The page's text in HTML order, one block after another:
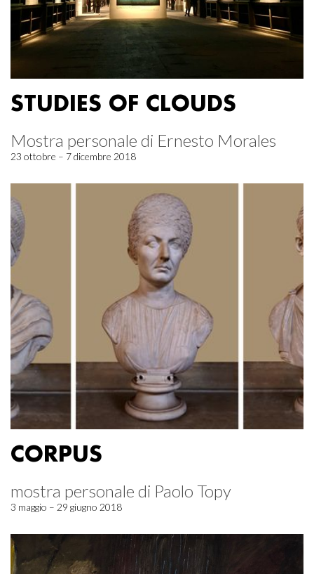
STUDIES OF CLOUDS
Mostra personale di Ernesto Morales
23 ottobre – 7 dicembre 2018
CORPUS
mostra personale di Paolo Topy
3 maggio – 29 giugno 2018